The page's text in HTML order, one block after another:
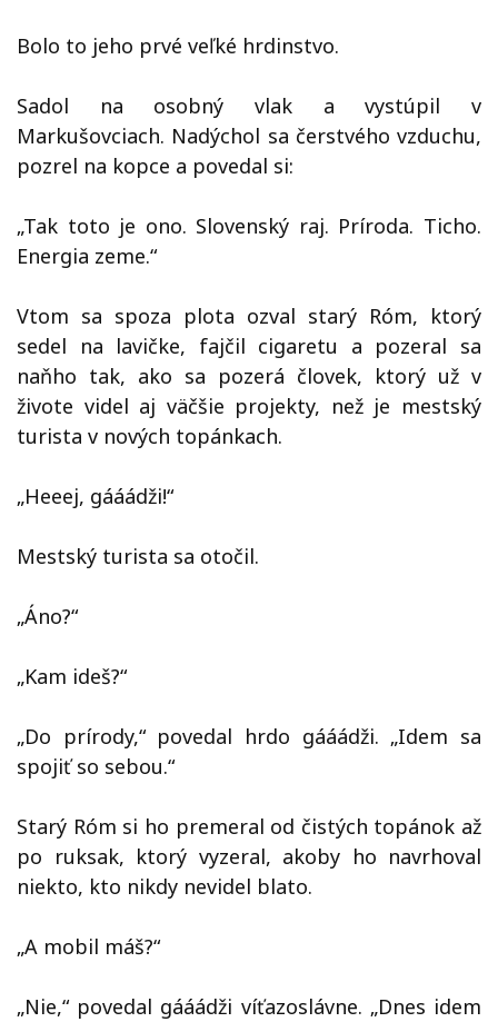
Bolo to jeho prvé veľké hrdinstvo.
Sadol na osobný vlak a vystúpil v
Markušovciach. Nadýchol sa čerstvého vzduchu,
pozrel na kopce a povedal si:
„Tak toto je ono. Slovenský raj. Príroda. Ticho.
Energia zeme.“
Vtom sa spoza plota ozval starý Róm, ktorý
sedel na lavičke, fajčil cigaretu a pozeral sa
naňho tak, ako sa pozerá človek, ktorý už v
živote videl aj väčšie projekty, než je mestský
turista v nových topánkach.
„Heeej, gááádži!“
Mestský turista sa otočil.
„Áno?“
„Kam ideš?“
„Do prírody,“ povedal hrdo gááádži. „Idem sa
spojiť so sebou.“
Starý Róm si ho premeral od čistých topánok až
po ruksak, ktorý vyzeral, akoby ho navrhoval
niekto, kto nikdy nevidel blato.
„A mobil máš?“
„Nie,“ povedal gááádži víťazoslávne. „Dnes idem